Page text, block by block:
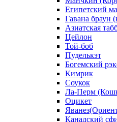
Египетский
Гавана браун
Азиатская
Цейлон
Той-боб
Пуделькэт
Богемский
Кимрик
Соукок
Ла-Перм
Оцикет
Канадский